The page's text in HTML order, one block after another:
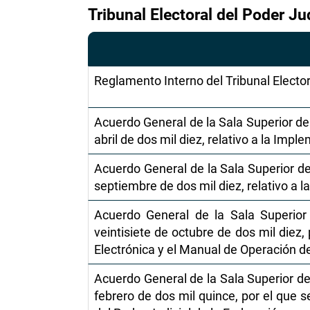
Tribunal Electoral del Poder
Reglamento Interno del Tribunal
Acuerdo General de la Sala Superior
abril de dos mil diez, relativo a la
Acuerdo General de la Sala Superior
septiembre de dos mil diez, relativo a
Acuerdo General de la Sala
veintisiete de octubre de dos mil
Electrónica y el Manual de Operación
Acuerdo General de la Sala Superior
febrero de dos mil quince, por el que